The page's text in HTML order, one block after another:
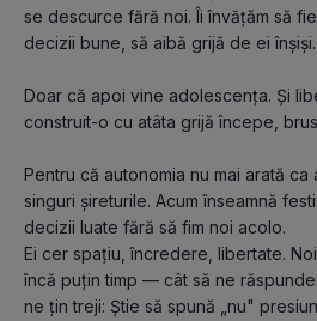
se descurce fără noi. Îi învățăm să
decizii bune, să aibă grijă de ei înșiși.
Doar că apoi vine adolescența. Și
construit-o cu atâta grijă începe,
Pentru că autonomia nu mai arată ca
singuri șireturile. Acum înseamnă
decizii luate fără să fim noi acolo.
Ei cer spațiu, încredere, libertate.
încă puțin timp — cât să ne
ne țin treji: Știe să spună „nu"